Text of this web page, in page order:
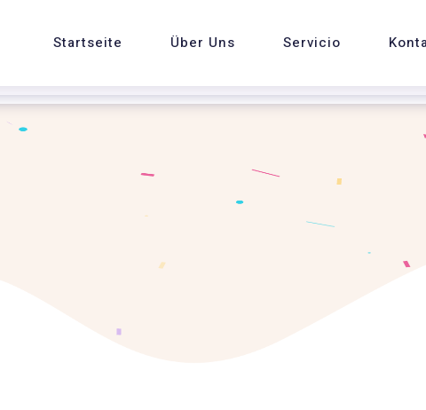
Startseite Über Uns Servicio